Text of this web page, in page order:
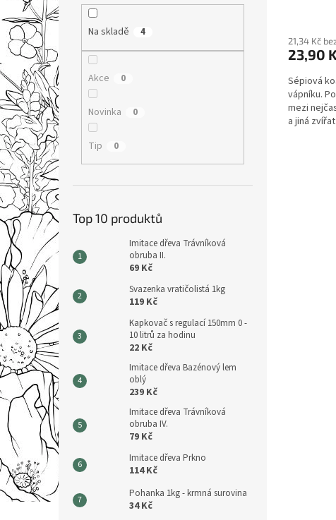
Na skladě 4
Akce 0
Novinka 0
Tip 0
Top 10 produktů
Imitace dřeva Trávníková
obruba II.
69 Kč
Svazenka vratičolistá 1kg
119 Kč
Kapkovač s regulací 150mm 0 -
10 litrů za hodinu
22 Kč
Imitace dřeva Bazénový lem
oblý
239 Kč
Imitace dřeva Trávníková
obruba IV.
79 Kč
Imitace dřeva Prkno
114 Kč
Pohanka 1kg - krmná surovina
34 Kč
21,34 Kč
23,90
Sépiová
vápníku.
mezi
a jiná